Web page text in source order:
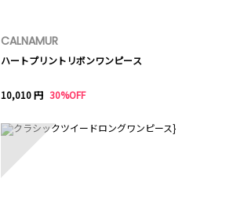
CALNAMUR
ハートプリントリボンワンピース
10,010 円 30%OFF